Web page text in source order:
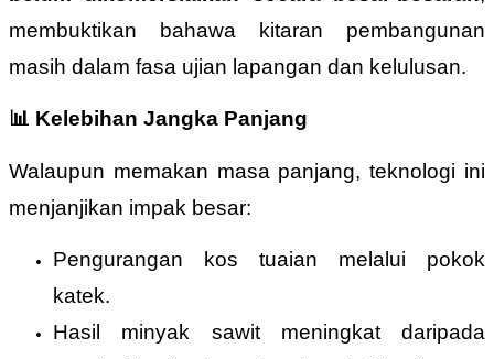
membuktikan bahawa kitaran pembangunan
masih dalam fasa ujian lapangan dan kelulusan.
📊 Kelebihan Jangka Panjang
Walaupun memakan masa panjang, teknologi ini
menjanjikan impak besar:
Pengurangan kos tuaian melalui pokok
katek.
Hasil minyak sawit meningkat daripada